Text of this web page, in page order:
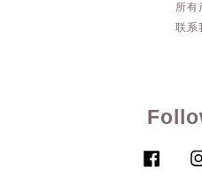
所有
联系